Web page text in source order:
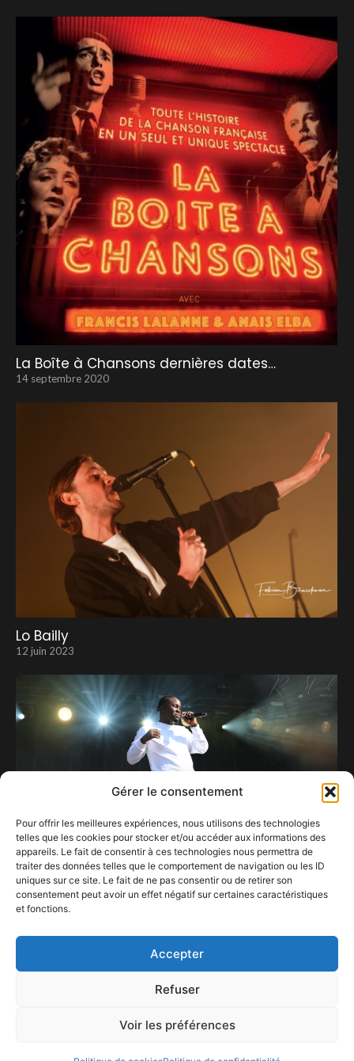
Gérer le consentement
Pour offrir les meilleures expériences, nous utilisons des technologies
telles que les cookies pour stocker et/ou accéder aux informations des
appareils. Le fait de consentir à ces technologies nous permettra de
traiter des données telles que le comportement de navigation ou les ID
uniques sur ce site. Le fait de ne pas consentir ou de retirer son
consentement peut avoir un effet négatif sur certaines caractéristiques
et fonctions.
Accepter
Refuser
Voir les préférences
La Boîte à Chansons dernières dates…
14 septembre 2020
Lo Bailly
12 juin 2023
Comme un air de « Danse avec les stars » au
16 juillet 2026